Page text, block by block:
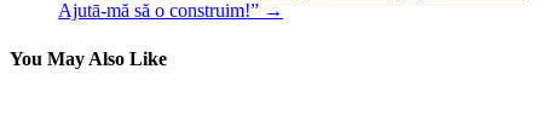
Ajutā-mă să o construim!” →
You May Also Like